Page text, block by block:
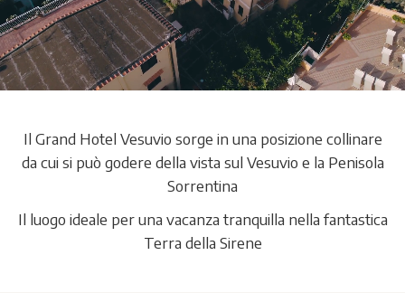
Il Grand Hotel Vesuvio sorge in una posizione collinare
da cui si può godere della vista sul Vesuvio e la Penisola
Sorrentina
Il luogo ideale per una vacanza tranquilla nella fantastica
Terra della Sirene